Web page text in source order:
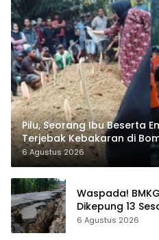
Pilu, Seorang Ibu Beserta
Terjebak Kebakaran di
6 Agustus 2026
Waspada!
Dikepung 13
Sudah Terekam
6 Agustus 2026